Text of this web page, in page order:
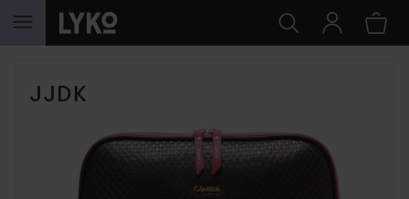
HOPPA TILL INNEHÅLLET
JJDK